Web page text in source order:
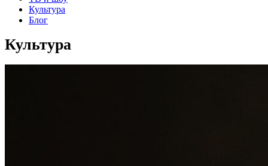
Культура
Блог
Культура